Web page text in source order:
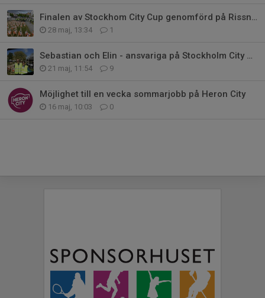
Finalen av Stockhom City Cup genomförd på Rissne Torg
28 maj, 13:34 1
Sebastian och Elin - ansvariga på Stockholm City Cup etapp 2
21 maj, 11:54 9
Möjlighet till en vecka sommarjobb på Heron City
16 maj, 10:03 0